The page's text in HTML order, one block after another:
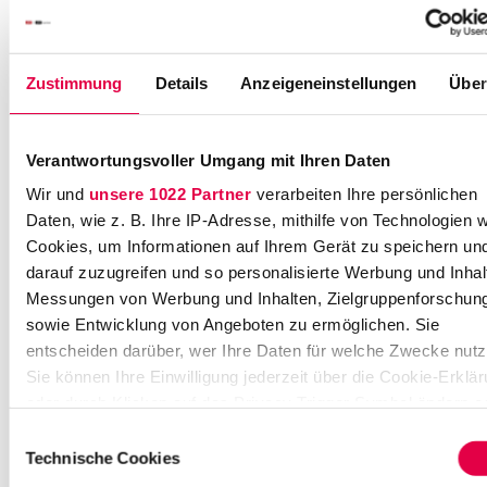
Zustimmung Details Anzeigeneinstellungen
Verantwortungsvoller Umgang mit Ihren Daten
Wir und unsere 1022 Partnerverarbeiten Ihre persönlichen
Daten, wie z. B. Ihre IP-Adresse, mithilfe von Technologien
Cookies, um Informationen auf Ihrem Gerät zu speichern
darauf zuzugreifen und so personalisierte Werbung und
Messungen von Werbung und Inhalten,
sowie Entwicklung von Angeboten zu ermöglichen. Sie
entscheiden darüber, wer Ihre Daten für welche Zwecke
Sie können Ihre Einwilligung jederzeit über die Cookie-
Technische Cookies
f
f
Recruitment
Recruitment
Team
Germany
+
4
9
2
1